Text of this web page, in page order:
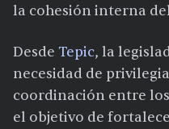
la cohesión interna
Desde Tepic, la
necesidad de
coordinación entre
el objetivo de